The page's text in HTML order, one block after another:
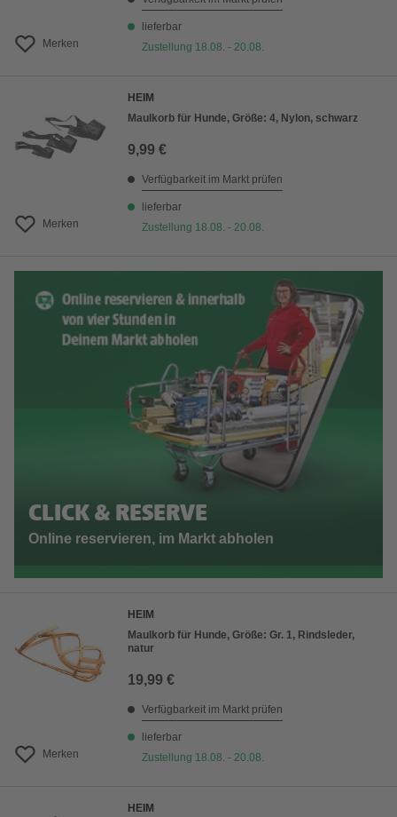
Merken
lieferbar
Zustellung 18.08. - 20.08.
Merken
HEIM
Maulkorb für Hunde, Größe: 4, Nylon, schwarz
9,99 €
Verfügbarkeit im Markt prüfen
lieferbar
Zustellung 18.08. - 20.08.
CLICK & RESERVE
Online reservieren, im Markt abholen
Merken
HEIM
Maulkorb für Hunde, Größe: Gr. 1, Rindsleder,
natur
19,99 €
Verfügbarkeit im Markt prüfen
lieferbar
Zustellung 18.08. - 20.08.
HEIM